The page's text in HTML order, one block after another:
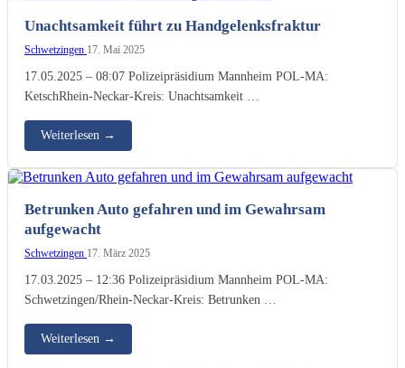
Unachtsamkeit führt zu Handgelenksfraktur
Schwetzingen 17. Mai 2025
17.05.2025 – 08:07 Polizeipräsidium Mannheim POL-MA:
KetschRhein-Neckar-Kreis: Unachtsamkeit …
Weiterlesen →
Betrunken Auto gefahren und im Gewahrsam
aufgewacht
Schwetzingen 17. März 2025
17.03.2025 – 12:36 Polizeipräsidium Mannheim POL-MA:
Schwetzingen/Rhein-Neckar-Kreis: Betrunken …
Weiterlesen →